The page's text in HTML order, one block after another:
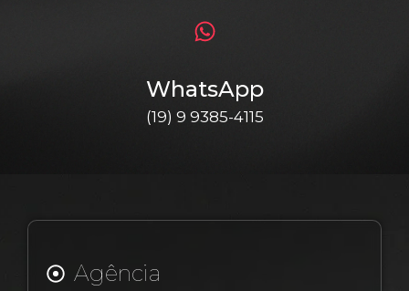
WhatsApp
(19) 9 9385-4115
Agência